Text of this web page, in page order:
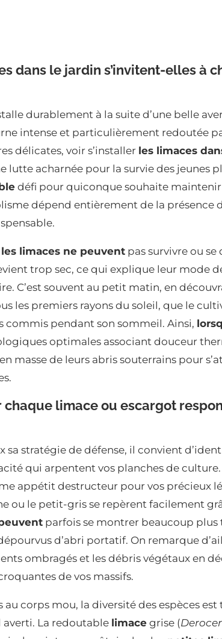
dans le jardin s’invitent-elles à
durablement à la suite d’une belle
intense et particulièrement redoutée
délicates, voir s’installer les limaces
lutte acharnée pour la survie des jeunes
défi pour quiconque souhaite
dépend entièrement de la présence
les limaces ne peuvent pas survivre ou
trop sec, ce qui explique leur mode
C’est souvent au petit matin, en
les premiers rayons du soleil, que le
commis pendant son sommeil. Ainsi,
optimales associant douceur
masse de leurs abris souterrains pour
limace ou escargot
sa stratégie de défense, il convient
qui arpentent vos planches de culture.
appétit destructeur pour vos précieux
ou le petit-gris se repèrent facilement
parfois se montrer beaucoup
d’abri portatif. On remarque
ombragés et les débris végétaux en
de vos massifs.
au corps mou, la diversité des espèces
La redoutable limace grise (